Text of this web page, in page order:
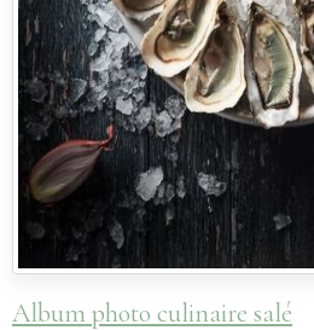
Album photo culinaire salé